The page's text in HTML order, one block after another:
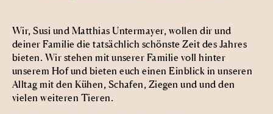
Wir, Susi und Matthias Untermayer, wollen dir und
deiner Familie die tatsächlich schönste Zeit des Jahres
bieten. Wir stehen mit unserer Familie voll hinter
unserem Hof und bieten euch einen Einblick in unseren
Alltag mit den Kühen, Schafen, Ziegen und und den
vielen weiteren Tieren.